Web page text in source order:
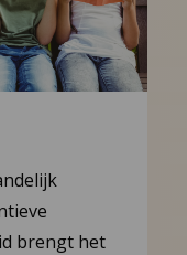
brengt het